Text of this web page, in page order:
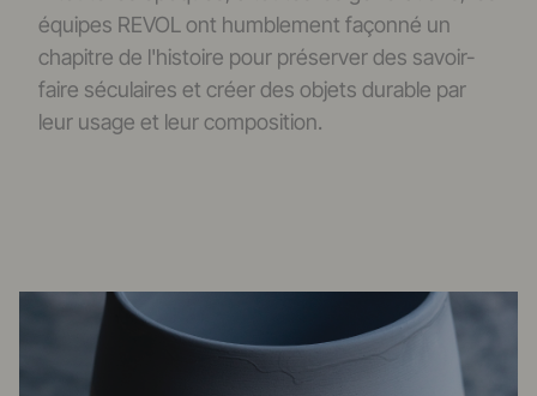
équipes REVOL ont humblement façonné un
chapitre de l'histoire pour préserver des savoir-
faire séculaires et créer des objets durable par
leur usage et leur composition.